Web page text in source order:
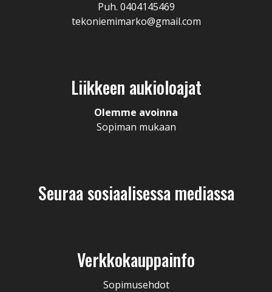
Puh. 0404145469
tekoniemimarko@gmail.com
Liikkeen aukioloajat
Olemme avoinna
Sopiman mukaan
Seuraa sosiaalisessa mediassa
Verkkokauppainfo
Sopimusehdot